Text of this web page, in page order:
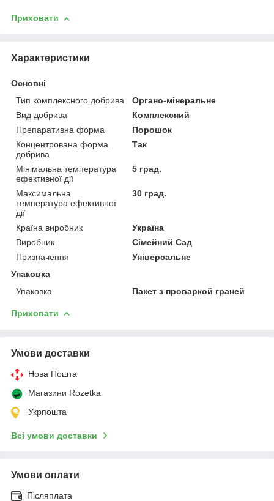
Приховати
Характеристики
Основні
Тип комплексного добрива
Органо-мінеральне
Вид добрива
Комплексний
Препаративна форма
Порошок
Концентрована форма
добрива
Так
Мінімальна температура
ефективної дії
5 град.
Максимальна
температура ефективної
дії
30 град.
Країна виробник
Україна
Виробник
Сімейний Сад
Призначення
Універсальне
Упаковка
Упаковка
Пакет з проваркой граней
Приховати
Умови доставки
Нова Пошта
Магазини Rozetka
Укрпошта
Всі умови доставки
Умови оплати
Післяплата